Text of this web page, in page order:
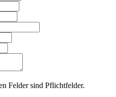
Felder sind Pflichtfelder.